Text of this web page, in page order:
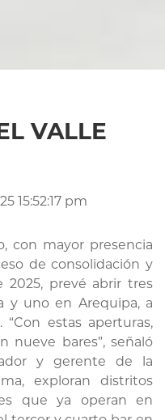
VALLE
15:52:17 pm
con mayor presencia
de consolidación y
2025, prevé abrir tres
y uno en Arequipa, a
estas aperturas,
nueve bares”, señaló
y gerente de la
exploran distritos
que ya operan en